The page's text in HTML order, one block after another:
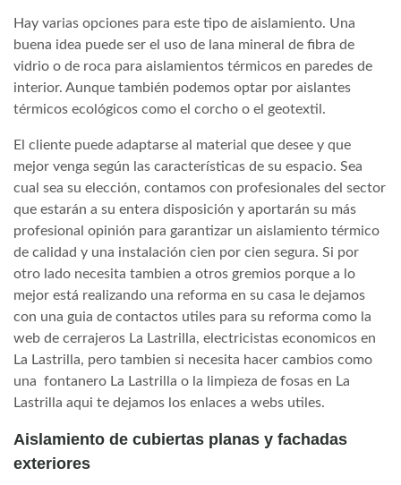
Hay varias opciones para este tipo de aislamiento. Una
buena idea puede ser el uso de lana mineral de fibra de
vidrio o de roca para aislamientos térmicos en paredes de
interior. Aunque también podemos optar por aislantes
térmicos ecológicos como el corcho o el geotextil.
El cliente puede adaptarse al material que desee y que
mejor venga según las características de su espacio. Sea
cual sea su elección, contamos con profesionales del sector
que estarán a su entera disposición y aportarán su más
profesional opinión para garantizar un aislamiento térmico
de calidad y una instalación cien por cien segura. Si por
otro lado necesita tambien a otros gremios porque a lo
mejor está realizando una reforma en su casa le dejamos
con una guia de contactos utiles para su reforma como la
web de cerrajeros La Lastrilla, electricistas economicos en
La Lastrilla, pero tambien si necesita hacer cambios como
una fontanero La Lastrilla o la limpieza de fosas en La
Lastrilla aqui te dejamos los enlaces a webs utiles.
Aislamiento de cubiertas planas y fachadas
exteriores